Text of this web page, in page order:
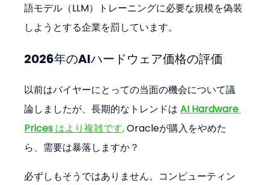
語モデル（LLM）トレーニングに必要な規模を偽装
しようとする企業を罰しています。
2026年のAIハードウェア価格の評価
以前はバイヤーにとっての当面の機会について議
論しましたが、長期的なトレンドは AI Hardware
Prices はより複雑です. Oracleが購入をやめた
ら、需要は暴落しますか？
必ずしもそうではありません。コンピューティン